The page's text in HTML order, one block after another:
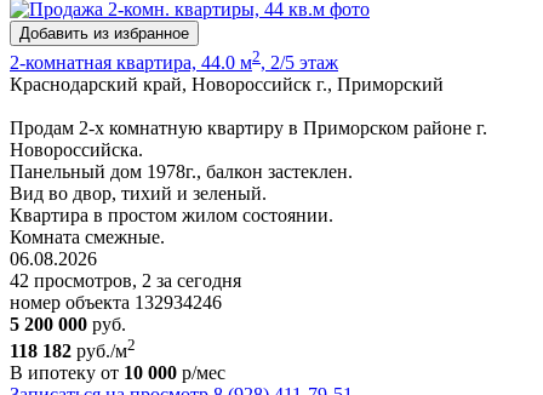
Добавить из избранное
2-комнатная квартира, 44.0 м2, 2/5 этаж
Краснодарский край, Новороссийск г., Приморский
Продам 2-х комнатную квартиру в Приморском районе г.
Новороссийска.
Панельный дом 1978г., балкон застеклен.
Вид во двор, тихий и зеленый.
Квартира в простом жилом состоянии.
Комната смежные.
06.08.2026
42 просмотров, 2 за сегодня
номер объекта 132934246
5 200 000 руб.
118 182 руб./м2
В ипотеку от 10 000 р/мес